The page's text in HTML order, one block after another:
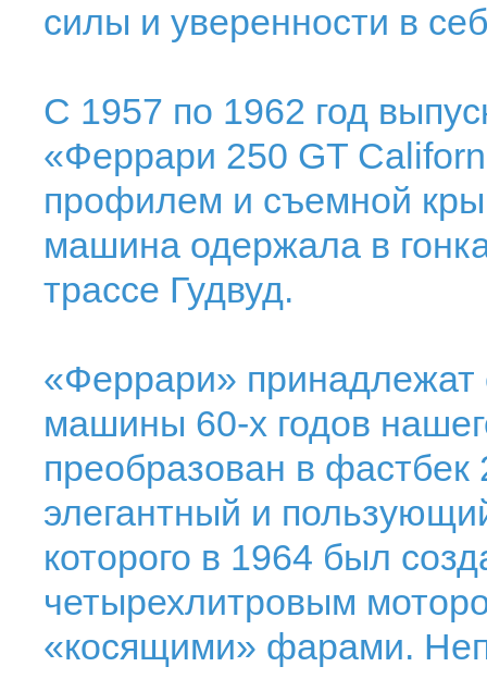
силы и уверенности в
С 1957 по 1962 год
«Феррари 250 GT
профилем и съемной
машина одержала в
трассе Гудвуд.
«Феррари»
машины 60-х годов
преобразован в фастбек
элегантный и
которого в 1964 был
четырехлитровым
«косящими» фарами.